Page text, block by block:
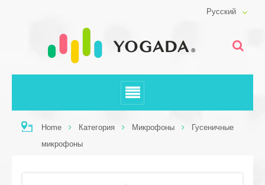
Русский
Home Категория Микрофоны
Гусеничные
микрофоны